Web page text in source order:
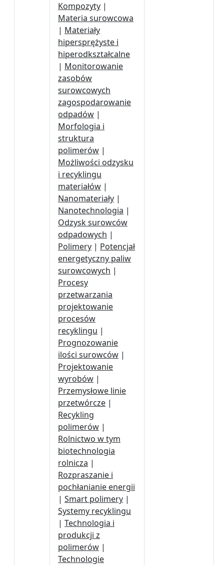
Kompozyty |
Materia surowcowa
| Materiały
hipersprężyste i
hiperodkształcalne
| Monitorowanie
zasobów
surowcowych
zagospodarowanie
odpadów |
Morfologia i
struktura
polimerów |
Możliwości odzysku
i recyklingu
materiałów |
Nanomateriały |
Nanotechnologia |
Odzysk surowców
odpadowych |
Polimery | Potencjał
energetyczny paliw
surowcowych |
Procesy
przetwarzania
projektowanie
procesów
recyklingu |
Prognozowanie
ilości surowców |
Projektowanie
wyrobów |
Przemysłowe linie
przetwórcze |
Recykling
polimerów |
Rolnictwo w tym
biotechnologia
rolnicza |
Rozpraszanie i
pochłanianie energii
| Smart polimery |
Systemy recyklingu
| Technologia i
produkcji z
polimerów |
Technologie